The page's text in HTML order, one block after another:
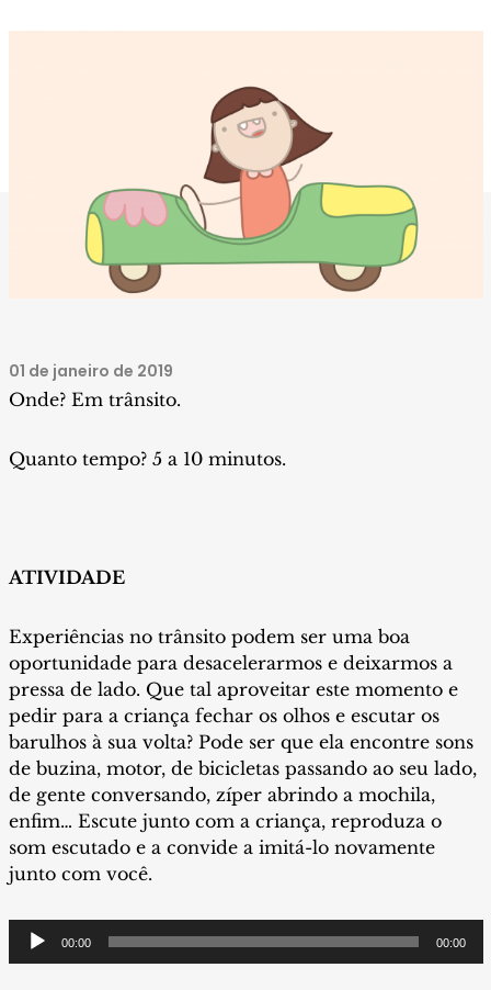
01 de janeiro de 2019
Onde? Em trânsito.
Quanto tempo? 5 a 10 minutos.
ATIVIDADE
Experiências no trânsito podem ser uma boa
oportunidade para desacelerarmos e deixarmos a
pressa de lado. Que tal aproveitar este momento e
pedir para a criança fechar os olhos e escutar os
barulhos à sua volta? Pode ser que ela encontre sons
de buzina, motor, de bicicletas passando ao seu lado,
de gente conversando, zíper abrindo a mochila,
enfim… Escute junto com a criança, reproduza o
som escutado e a convide a imitá-lo novamente
junto com você.
Tocador
de
00:00 00:00